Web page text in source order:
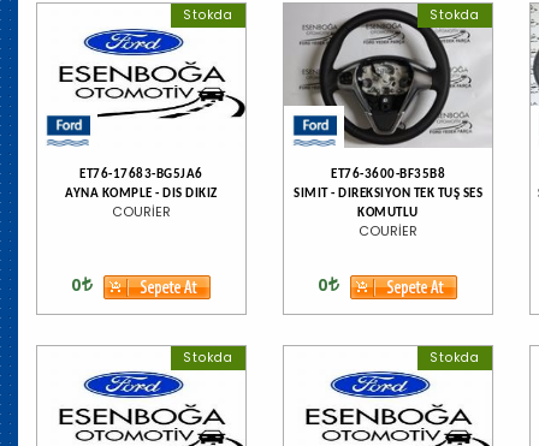
Stokda
ET76-17683-BG5JA6
AYNA KOMPLE - DIS DIKIZ
COURİER
0
Stokda
ET76-3600-BF35B8
SIMIT - DIREKSIYON TEK TUŞ SES
KOMUTLU
COURİER
0
Stokda Stokda